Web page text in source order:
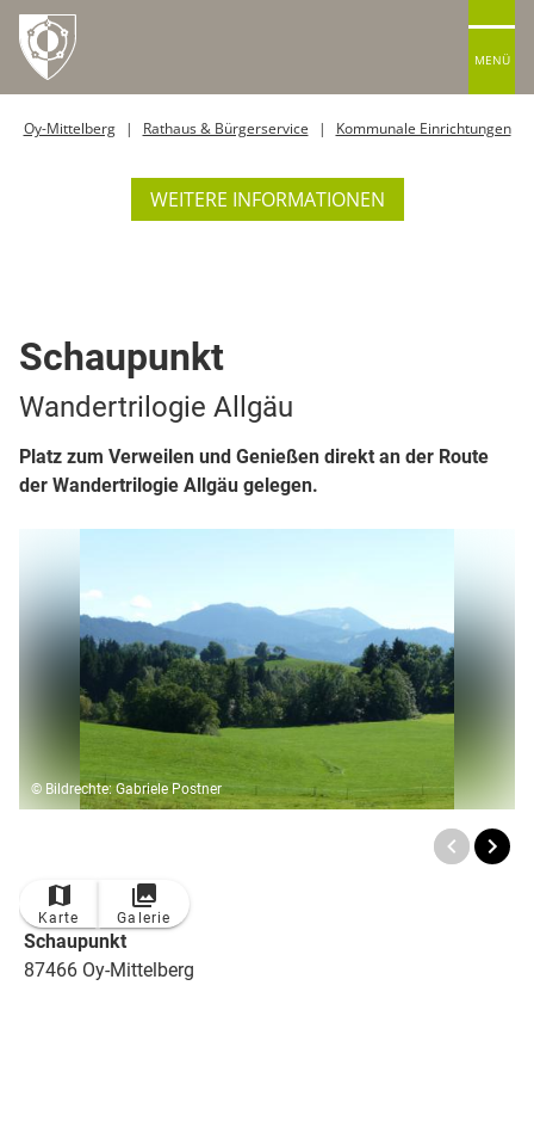
MENÜ
Oy-Mittelberg Rathaus & Bürgerservice Kommunale Einrichtungen
WEITERE INFORMATIONEN
Schaupunkt
Wandertrilogie Allgäu
Platz zum Verweilen und Genießen direkt an der Route
der Wandertrilogie Allgäu gelegen.
© Bildrechte: Gabriele Postner
Karte Galerie
Schaupunkt
87466 Oy-Mittelberg